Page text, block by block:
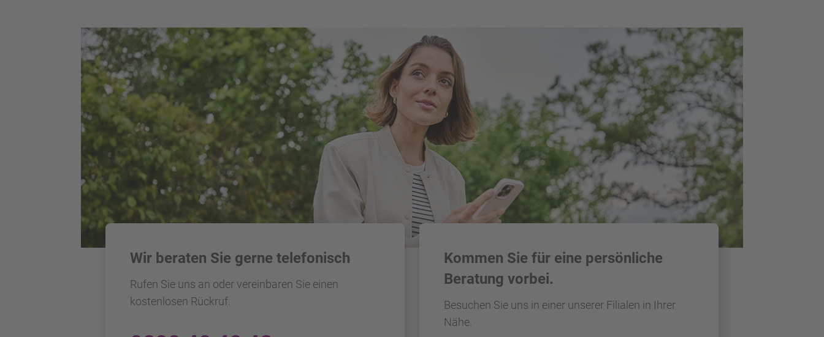
Wir beraten Sie gerne telefonisch
Rufen Sie uns an oder vereinbaren Sie einen
kostenlosen Rückruf.
Kommen Sie für eine persönliche
Beratung vorbei.
Besuchen Sie uns in einer unserer Filialen in Ihrer
Nähe.